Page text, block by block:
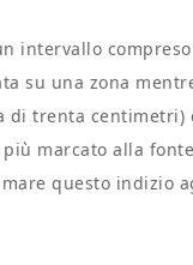
intervallo
su una zona
di trenta
marcato alla
questo